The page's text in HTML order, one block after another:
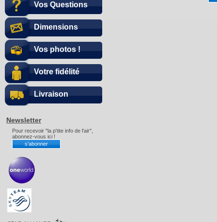
Vos Questions
Dimensions
Vos photos !
Votre fidélité
Livraison
Newsletter
Pour recevoir "la p'tite info de l'air",
abonnez-vous ici !